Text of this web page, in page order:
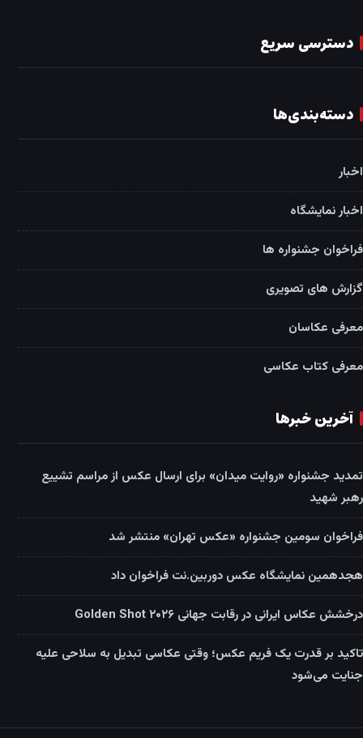
دسترسی سریع
دسته‌بندی‌ها
اخبار
اخبار نمایشگاه
فراخوان جشنواره ها
گزارش های تصویری
معرفی عکاسان
معرفی کتاب عکاسی
آخرین خبرها
تمدید جشنواره «روایت میدان» برای ارسال عکس از مراسم تشییع
رهبر شهید
فراخوان سومین جشنواره «عکس تهران» منتشر شد
هجدهمین نمایشگاه عکس دوربین.نت فراخوان داد
درخشش عکاس ایرانی در رقابت جهانی Golden Shot ۲۰۲۶
تاکید بر قدرت یک فریم عکس؛ وقتی عکاسی تبدیل به سلاحی علیه
جنایت می‌شود